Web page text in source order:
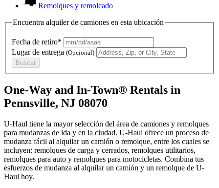
Remolques y remolcado
Encuentra alquiler de camiones en esta ubicación
Fecha de retiro*
Lugar de entrega (Opcional)
Buscar
One-Way and In-Town® Rentals in
Pennsville, NJ 08070
U-Haul tiene la mayor selección del área de camiones y remolques
para mudanzas de ida y en la ciudad. U-Haul ofrece un proceso de
mudanza fácil al alquilar un camión o remolque, entre los cuales se
incluyen: remolques de carga y cerrados, remolques utilitarios,
remolques para auto y remolques para motocicletas. Combina tus
esfuerzos de mudanza al alquilar un camión y un remolque de U-
Haul hoy.